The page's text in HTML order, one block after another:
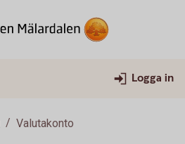
Logga in
Valutakonto